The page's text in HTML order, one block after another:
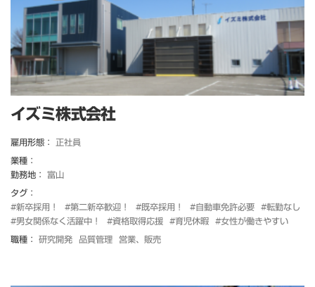
イズミ株式会社
雇用形態： 正社員
業種：
勤務地：
富山
タグ：
#新卒採用！
#第二新卒歓迎！ #既卒採用！ #自動車免許必要
#転勤なし
#男女関係なく活躍中！
#資格取得応援 #育児休暇 #女性が働きやすい
職種： 研究開発 品質管理 営業、販売